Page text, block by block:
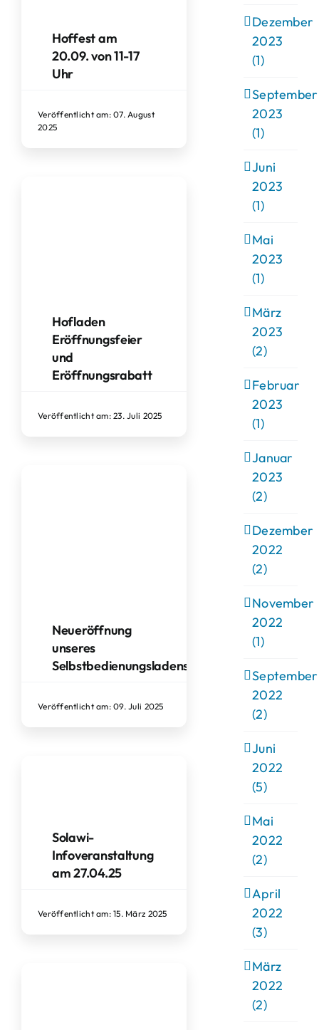
Hoffest am
20.09. von 11-17
Uhr
Veröffentlicht am: 07. August
2025
Hofladen
Eröffnungsfeier
und
Eröffnungsrabatt
Veröffentlicht am: 23. Juli 2025
Neueröffnung
unseres
Selbstbedienungsladens
Veröffentlicht am: 09. Juli 2025
Solawi-
Infoveranstaltung
am 27.04.25
Veröffentlicht am: 15. März 2025
Dezember
2023
(1)
September
2023
(1)
Juni
2023
(1)
Mai
2023
(1)
März
2023
(2)
Februar
2023
(1)
Januar
2023
(2)
Dezember
2022
(2)
November
2022
(1)
September
2022
(2)
Juni
2022
(5)
Mai
2022
(2)
April
2022
(3)
März
2022
(2)